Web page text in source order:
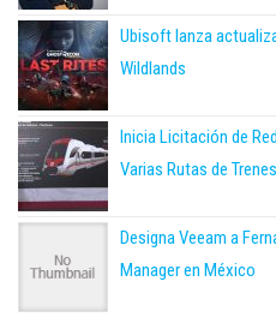
Ubisoft lanza
Wildlands
Inicia Licitación de
Varias Rutas de Trenes
Designa Veeam a
Manager en México